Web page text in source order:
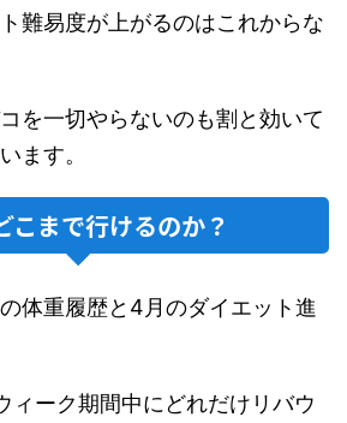
難易度が上がるのはこれからな
を一切やらないのも割と効いて
ます。
こまで行けるのか？
体重履歴と4月のダイエット進
ィーク期間中にどれだけリバウ